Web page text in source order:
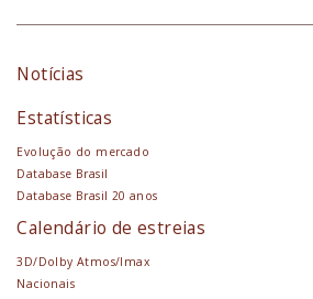
Notícias
Estatísticas
Evolução do mercado
Database Brasil
Database Brasil 20 anos
Calendário de estreias
3D/Dolby Atmos/Imax
Nacionais